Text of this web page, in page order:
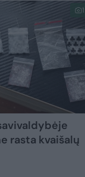
1
rasta kvaišalų